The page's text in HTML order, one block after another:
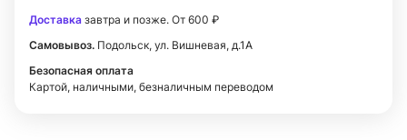
Доставка завтра и позже. От 600 ₽
Самовывоз. Подольск, ул. Вишневая, д.1А
Безопасная оплата
Картой, наличными, безналичным переводом